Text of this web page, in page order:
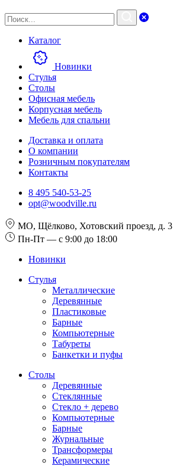
Каталог
Новинки
Стулья
Столы
Офисная мебель
Корпусная мебель
Мебель для спальни
Доставка и оплата
О компании
Розничным покупателям
Контакты
8 495 540-53-25
opt@woodville.ru
МО, Щёлково, Хотовский проезд, д. 3
Пн-Пт — с 9:00 до 18:00
Новинки
Стулья
Металлические
Деревянные
Пластиковые
Барные
Компьютерные
Табуреты
Банкетки и пуфы
Столы
Деревянные
Стеклянные
Стекло + дерево
Компьютерные
Барные
Журнальные
Трансформеры
Керамические